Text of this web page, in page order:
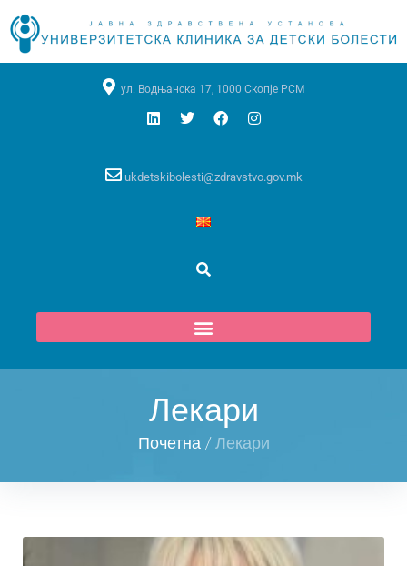
ул. Водњанска 17, 1000 Скопје РСМ
ukdetskibolesti@zdravstvo.gov.mk
Лекари
Почетна / Лекари